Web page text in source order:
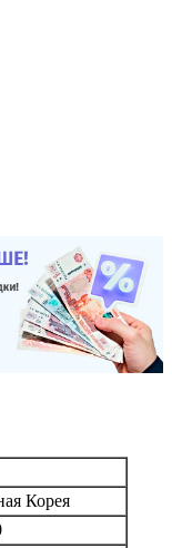
Корея